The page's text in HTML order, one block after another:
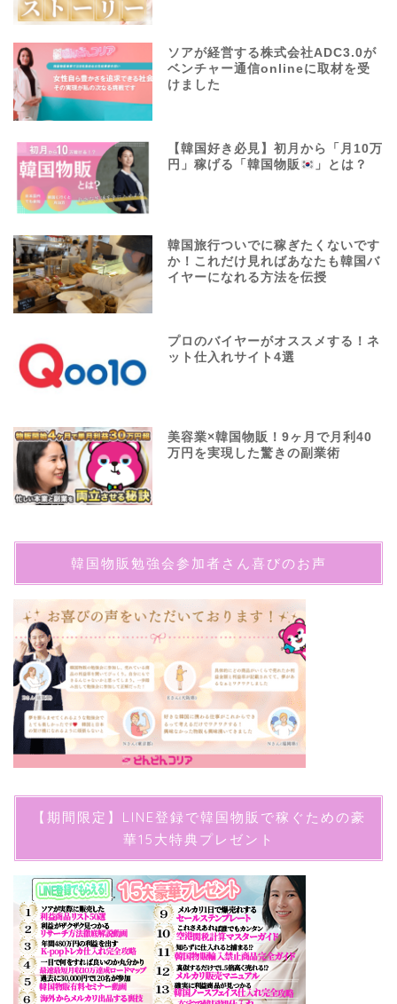
ソアが経営する株式会社ADC3.0が
ベンチャー通信onlineに取材を受
けました
【韓国好き必見】初月から「月10万
円」稼げる「韓国物販
」とは？
韓国旅行ついでに稼ぎたくないです
か！これだけ見ればあなたも韓国バ
イヤーになれる方法を伝授
プロのバイヤーがオススメする！ネ
ット仕入れサイト4選
美容業×韓国物販！9ヶ月で月利40
万円を実現した驚きの副業術
韓国物販勉強会参加者さん喜びのお声
【期間限定】LINE登録で韓国物販で稼ぐための豪
華15大特典プレゼント